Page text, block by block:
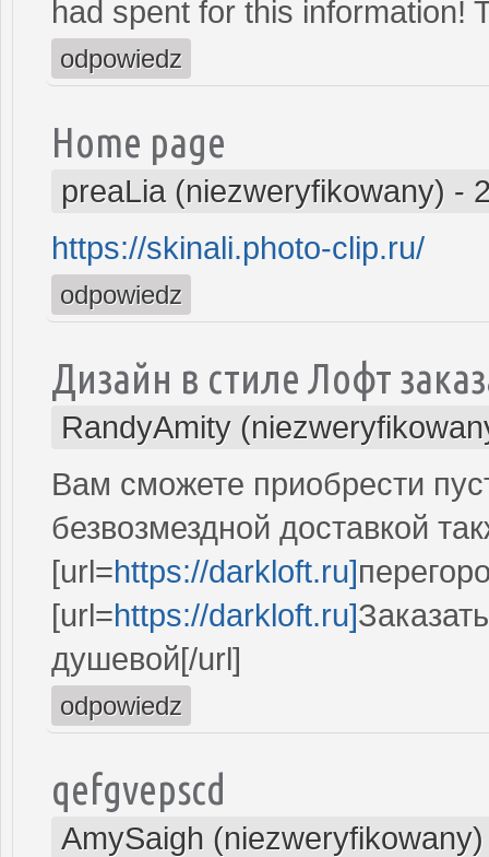
had spent for this information!
odpowiedz
Home page
preaLia (niezweryfikowany) -
https://skinali.photo-clip.ru/
odpowiedz
Дизайн в стиле Лофт
RandyAmity
Вам сможете приобрести
безвозмездной доставкой
[url=https://darkloft.ru]
[url=https://darkloft.ru]
душевой[/url]
odpowiedz
qefgvepscd
AmySaigh (niezweryfikowany)